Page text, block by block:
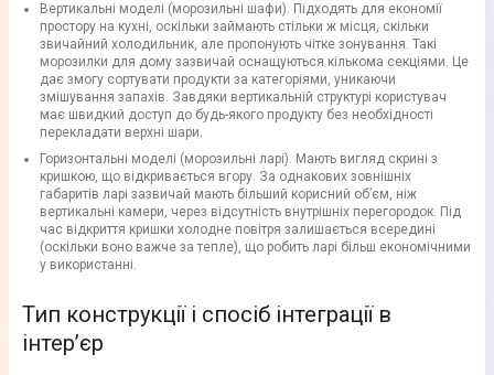
Вертикальні моделі (морозильні шафи). Підходять для економії
простору на кухні, оскільки займають стільки ж місця, скільки
звичайний холодильник, але пропонують чітке зонування. Такі
морозилки для дому зазвичай оснащуються кількома секціями. Це
дає змогу сортувати продукти за категоріями, уникаючи
змішування запахів. Завдяки вертикальній структурі користувач
має швидкий доступ до будь-якого продукту без необхідності
перекладати верхні шари.
Горизонтальні моделі (морозильні ларі). Мають вигляд скрині з
кришкою, що відкривається вгору. За однакових зовнішніх
габаритів ларі зазвичай мають більший корисний об’єм, ніж
вертикальні камери, через відсутність внутрішніх перегородок. Під
час відкриття кришки холодне повітря залишається всередині
(оскільки воно важче за тепле), що робить ларі більш економічними
у використанні.
Тип конструкції і спосіб інтеграції в
інтер’єр